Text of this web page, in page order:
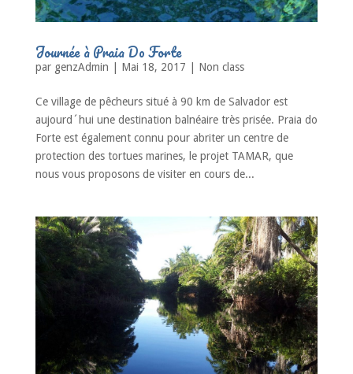
Journée à Praia Do Forte
par genzAdmin Mai 18, 2017 Non class
Ce village de pêcheurs situé à 90 km de Salvador est
aujourd´hui une destination balnéaire très prisée. Praia do
Forte est également connu pour abriter un centre de
protection des tortues marines, le projet TAMAR, que
nous vous proposons de visiter en cours de...